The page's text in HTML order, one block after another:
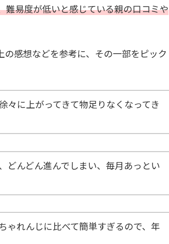
難易度が低いと感じている親の口コミや
感想などを参考に、その一部をピック
々に上がってきて物足りなくなってき
どんどん進んでしまい、毎月あっとい
ゃれんじに比べて簡単すぎるので、年